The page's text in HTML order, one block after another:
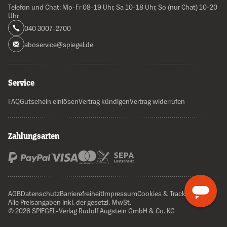
Telefon und Chat: Mo-Fr 08-19 Uhr, Sa 10-18 Uhr, So (nur Chat) 10-20
Uhr
040 3007-2700
aboservice@spiegel.de
Service
FAQGutschein einlösenVertrag kündigenVertrag widerrufen
Zahlungsarten
AGBDatenschutzBarrierefreiheitImpressumCookies & Tracking
Alle Preisangaben inkl. der gesetzl. MwSt.
© 2026 SPIEGEL-Verlag Rudolf Augstein GmbH & Co. KG